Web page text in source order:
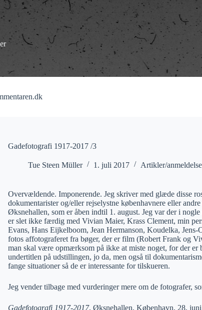
Gadefotografi 1917-2017 /3
Tue Steen Müller 1. juli 2017 Artikler/
Overvældende. Imponerende. Jeg skriver med glæde disse
dokumentarister og/eller rejselystne københavnere eller
Øksnehallen, som er åben indtil 1. august. Jeg var der i
er slet ikke færdig med Vivian Maier, Krass Clement, min
Evans, Hans Eijkelboom, Jean Hermanson, Koudelka,
fotos affotograferet fra bøger, der er film (Robert Frank og
man skal være opmærksom på ikke at miste noget, for der
undertitlen på udstillingen, jo da, men også til
fange situationer så de er interessante for tilskueren.
Jeg vender tilbage med vurderinger mere om de fotografer,
Gadefotografi 1917-2017, Øksnehallen, København. 28.